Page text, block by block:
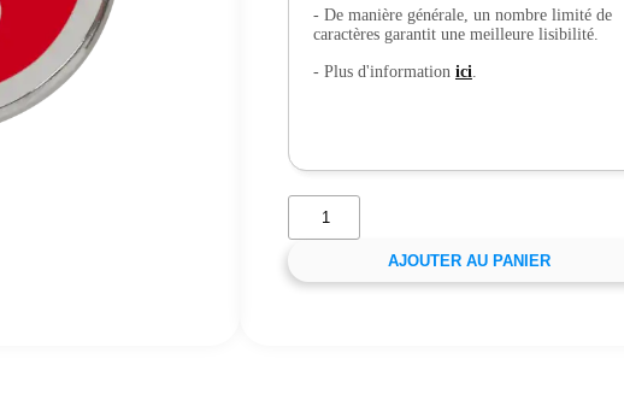
- De manière générale, un nombre limité de
caractères garantit une meilleure lisibilité.
- Plus d'information ici.
AJOUTER AU PANIER